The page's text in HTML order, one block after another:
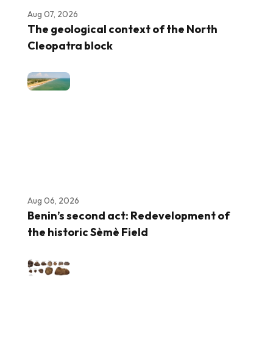
Aug 07, 2026
The geological context of the North
Cleopatra block
Aug 06, 2026
Benin’s second act: Redevelopment of
the historic Sèmè Field